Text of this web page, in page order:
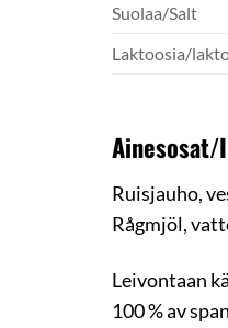
Suolaa/Salt
Laktoosia/
Ruisjauho,
Rågmjöl,
Leivontaan
100 % av